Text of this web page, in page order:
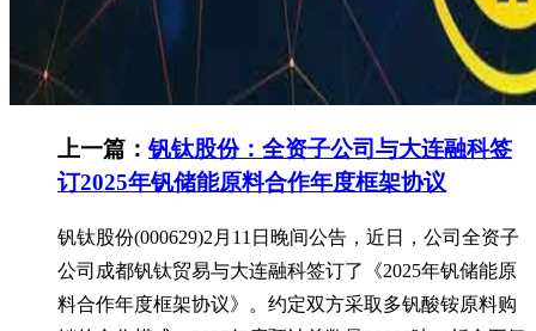
上一篇：钒钛股份：全资子公司与大连融科签
订2025年钒储能原料合作年度框架协议
钒钛股份(000629)2月11日晚间公告，近日，公司全资子
公司成都钒钛贸易与大连融科签订了《2025年钒储能原
料合作年度框架协议》。约定双方采取多钒酸铵原料购